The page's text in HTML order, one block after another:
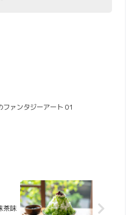
ファンタジーアート 01
茶味